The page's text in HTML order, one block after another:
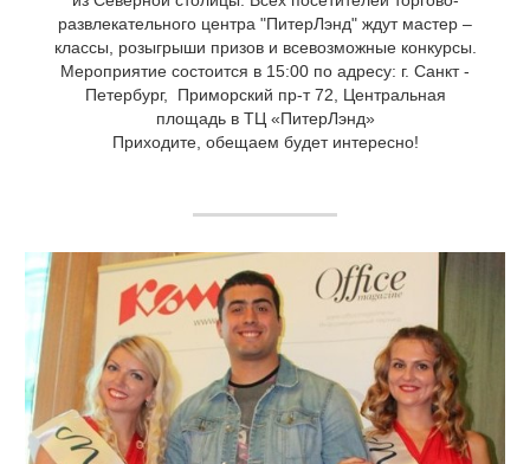
развлекательного центра "ПитерЛэнд" ждут мастер –
классы, розыгрыши призов и всевозможные конкурсы.
Мероприятие состоится в 15:00 по адресу: г. Санкт -
Петербург, Приморский пр-т 72, Центральная
площадь в ТЦ «ПитерЛэнд»
Приходите, обещаем будет интересно!